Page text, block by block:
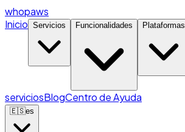
whopaws
Inicio Servicios Funcionalidades Plataformas
serviciosBlogCentro de Ayuda
🇪🇸es